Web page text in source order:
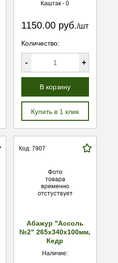
Каштак - 0
1150.00 руб./шт
Количество:
- +
В корзину
Купить в 1 клик
Код: 7907
Абажур "Ассоль
№2" 265х340х100мм,
Кедр
Наличие: